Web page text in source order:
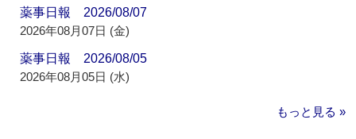
薬事日報 2026/08/07
2026年08月07日 (金)
薬事日報 2026/08/05
2026年08月05日 (水)
もっと見る »